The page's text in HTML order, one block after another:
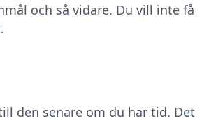
och så vidare. Du vill inte få
den senare om du har tid. Det